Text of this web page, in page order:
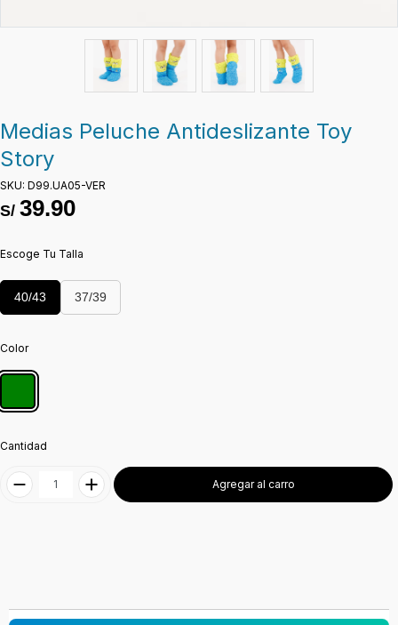
Medias Peluche Antideslizante Toy
Story
SKU: D99.UA05-VER
S/ 39.90
Escoge Tu Talla
40/43 37/39
Color
Cantidad
Agregar al carro